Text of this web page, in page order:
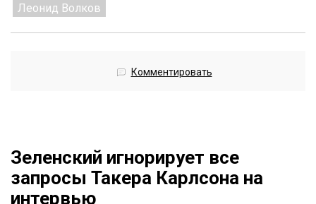
Леонид Волков
Комментировать
Зеленский игнорирует все
запросы Такера Карлсона на
интервью